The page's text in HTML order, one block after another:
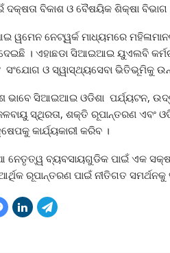
ବିକାଶ ଓ ବୈଷୟିକ ଶିକ୍ଷା ବିଭାଗ
ନେଟ୍‌ୱର୍କ ମାଧ୍ୟମରେ
। ଏହାଛଡା ସିଆଇଆଇ ୟୁଏଲବି
ଓ ସ୍ୱାସ୍ଥ୍ୟସେବା ଭିତିଭୂମିକୁ
ଭାବେ ସିଆଇଆଇ ଓଡିଶା ପର୍ଯ୍ୟଟନ,
ସ୍ଥିରତା, ଶକ୍ତି ରୂପାନ୍ତରଣ ଏବଂ
କାର୍ଯ୍ୟକାରୀ କରିବ ।
ବ୍ୟବସାୟଗୁଡିକ ପାଇଁ ଏକ
ରୂପାନ୍ତରଣ ପାଇଁ ନୀତିଗତ